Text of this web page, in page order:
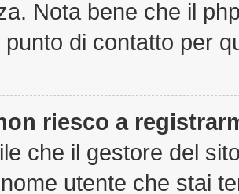
Nota bene che il
punto di contatto per
riesco a
che il gestore del
utente che stai